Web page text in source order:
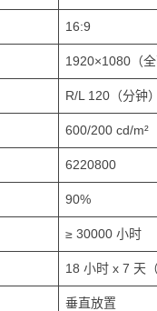
16:9
1920×1080（全
R/L 120（分钟
600/200 cd/m²
6220800
90%
≥ 30000 小时
18 小时 x 7 天
垂直放置